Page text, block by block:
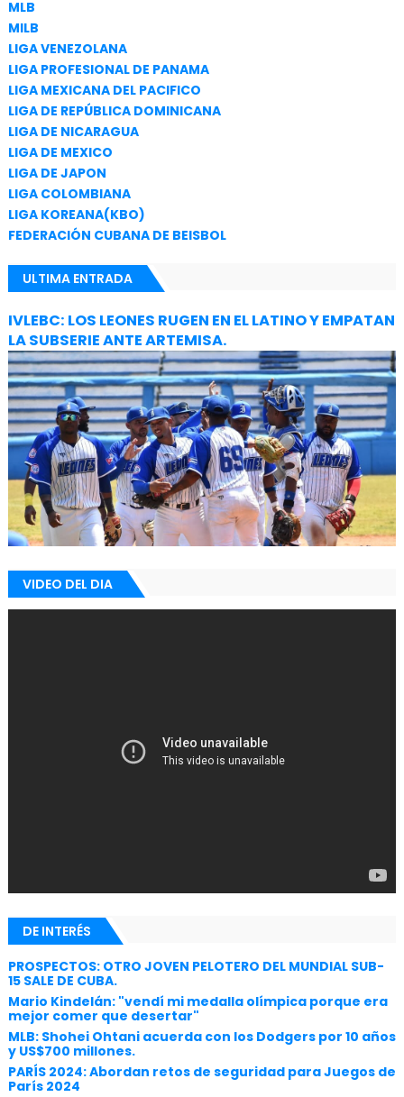
MLB
MILB
LIGA VENEZOLANA
LIGA PROFESIONAL DE PANAMA
LIGA MEXICANA DEL PACIFICO
LIGA DE REPÚBLICA DOMINICANA
LIGA DE NICARAGUA
LIGA DE MEXICO
LIGA DE JAPON
LIGA COLOMBIANA
LIGA KOREANA(KBO)
FEDERACIÓN CUBANA DE BEISBOL
ULTIMA ENTRADA
IVLEBC: LOS LEONES RUGEN EN EL LATINO Y EMPATAN
LA SUBSERIE ANTE ARTEMISA.
VIDEO DEL DIA
DE INTERÉS
PROSPECTOS: OTRO JOVEN PELOTERO DEL MUNDIAL SUB-
15 SALE DE CUBA.
Mario Kindelán: "vendí mi medalla olímpica porque era
mejor comer que desertar"
MLB: Shohei Ohtani acuerda con los Dodgers por 10 años
y US$700 millones.
PARÍS 2024: Abordan retos de seguridad para Juegos de
París 2024